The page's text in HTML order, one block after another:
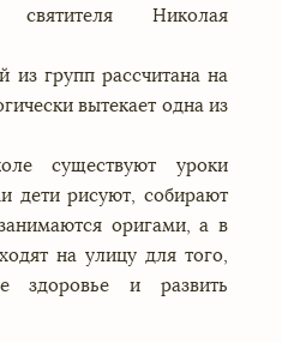
Николая
групп рассчитана на
вытекает одна из
существуют уроки
дети рисуют, собирают
оригами, а в
на улицу для того,
здоровье и развить